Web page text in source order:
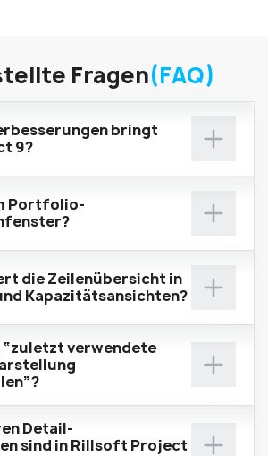
Fragen(FAQ)
bringt
9?
Portfolio-
die Zeilenübersicht in
Kapazitätsansichten?
verwendete
Detail-
sind in Rillsoft Project